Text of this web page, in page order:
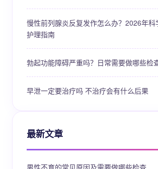
慢性前列腺炎反复发作怎么办？2026年科
护理指南
勃起功能障碍严重吗？日常需要做哪些检
早泄一定要治疗吗 不治疗会有什么后果
最新文章
男性不育的常见原因及需要做哪些检查